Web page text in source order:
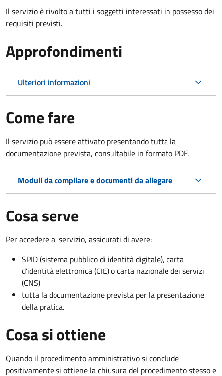
Il servizio è rivolto a tutti i soggetti interessati in possesso dei
requisiti previsti.
Approfondimenti
Ulteriori informazioni
Come fare
Il servizio può essere attivato presentando tutta la
documentazione prevista, consultabile in formato PDF.
Moduli da compilare e documenti da allegare
Cosa serve
Per accedere al servizio, assicurati di avere:
SPID (sistema pubblico di identità digitale), carta
d’identità elettronica (CIE) o carta nazionale dei servizi
(CNS)
tutta la documentazione prevista per la presentazione
della pratica.
Cosa si ottiene
Quando il procedimento amministrativo si conclude
positivamente si ottiene la chiusura del procedimento stesso e